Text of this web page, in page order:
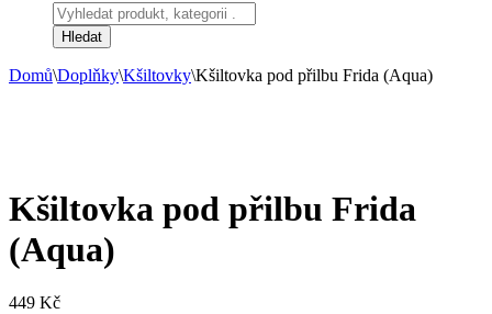
Products
search
Hledat
Domů\Doplňky\Kšiltovky\Kšiltovka pod přilbu Frida (Aqua)
Kšiltovka pod přilbu Frida
(Aqua)
449 Kč